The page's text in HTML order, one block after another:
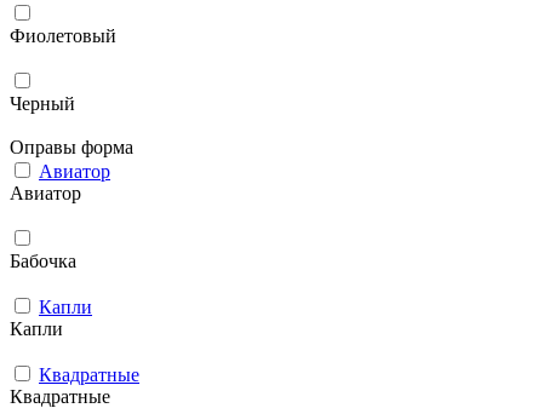
Фиолетовый
Черный
Оправы форма
Авиатор
Авиатор
Бабочка
Капли
Капли
Квадратные
Квадратные